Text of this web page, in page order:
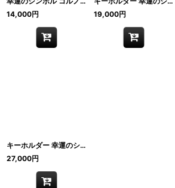
14,000円
19,000円
キーホルダー 幸運のシンボル コルノ コルナ 幸運のお守り ブルーイング仕上げ 本物 イタリア製 ナポリ
27,000円